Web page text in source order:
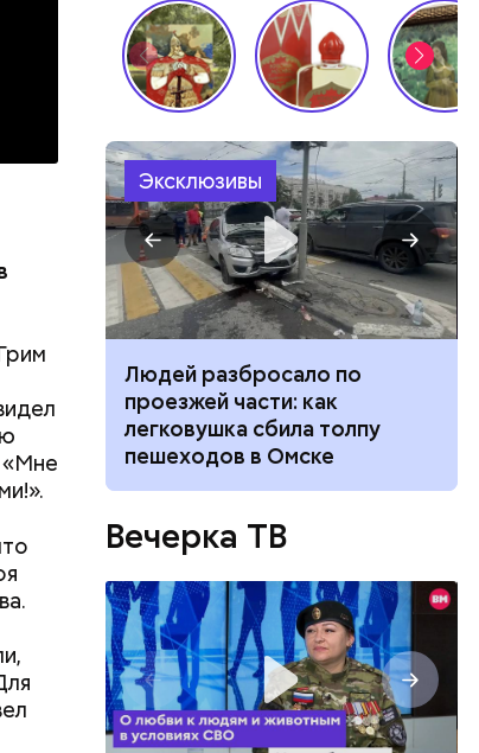
«Мне
Эксклюзивы
ли
Людей разбросало по
проезжей части: как
легковушка сбила толпу
пешеходов в Омске
Вечерка ТВ